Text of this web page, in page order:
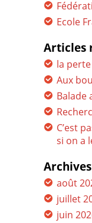
Ecole
Articles
la
Aux
Balade
C’est
si on a
Archives
août
juillet
juin